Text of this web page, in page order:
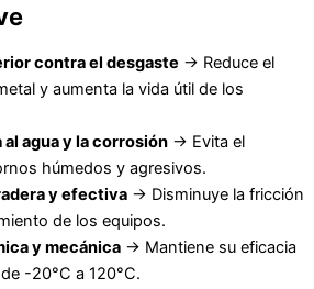
contra el desgaste → Reduce el
y aumenta la vida útil de los
agua y la corrosión → Evita el
húmedos y agresivos.
y efectiva → Disminuye la fricción
de los equipos.
y mecánica → Mantiene su eficacia
-20°C a 120°C.